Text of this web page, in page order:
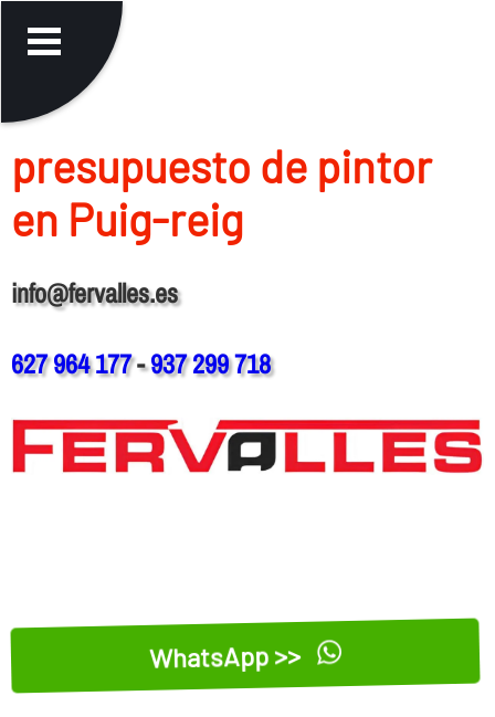
presupuesto de pintor
en Puig-reig
info@fervalles.es
627 964 177-937 299 718
WhatsApp >>